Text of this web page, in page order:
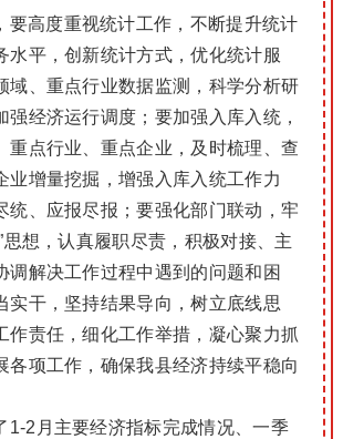
要高度重视统计工作，不断提升统计
水平，创新统计方式，优化统计服
域、重点行业数据监测，科学分析研
强经济运行调度；要加强入库入统，
重点行业、重点企业，及时梳理、查
业增量挖掘，增强入库入统工作力
统、应报尽报；要强化部门联动，牢
思想，认真履职尽责，积极对接、主
调解决工作过程中遇到的问题和困
实干，坚持结果导向，树立底线思
作责任，细化工作举措，凝心聚力抓
各项工作，确保我县经济持续平稳向
1-2月主要经济指标完成情况、一季